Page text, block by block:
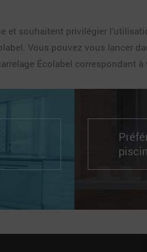
souhaitent privilégier
Vous pouvez vous lancer
Écolabel correspondant